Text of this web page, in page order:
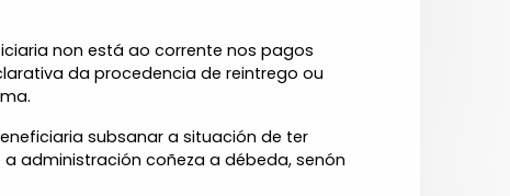
non está ao corrente nos pagos
da procedencia de reintrego ou
subsanar a situación de ter
administración coñeza a débeda, senón